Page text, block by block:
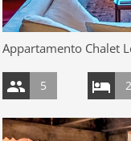
Appartamento Chalet
5 2